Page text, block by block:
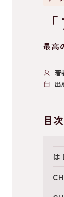
最高
著
出
目次
は